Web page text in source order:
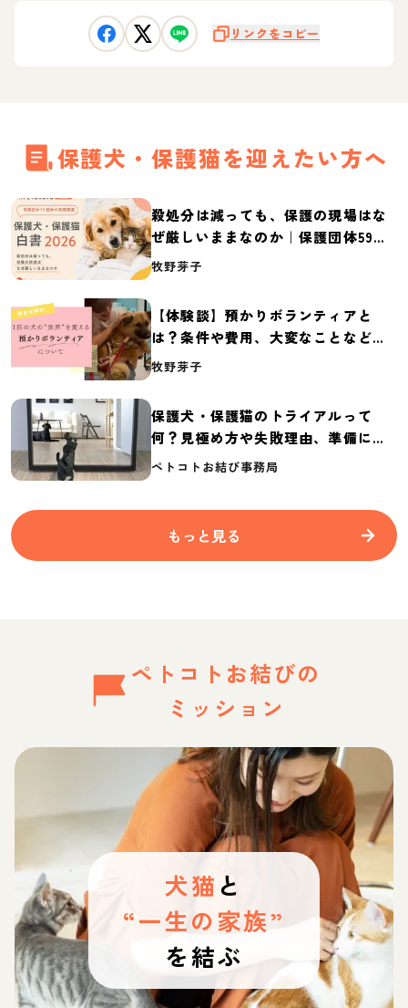
リンクをコピー
保護犬・保護猫を迎えたい方へ
殺処分は減っても、保護の現場はな
ぜ厳しいままなのか｜保護団体59団
体の実態調査【保護犬・保護猫白書
牧野芽子
【体験談】預かりボランティアと
は？条件や費用、大変なことなど紹
介
牧野芽子
保護犬・保護猫のトライアルって
何？見極め方や失敗理由、準備に必
要なものを紹介
ペトコトお結び事務局
もっと見る
ペトコトお結びの
ミッション
犬猫 と
“一生の家族”
を結ぶ